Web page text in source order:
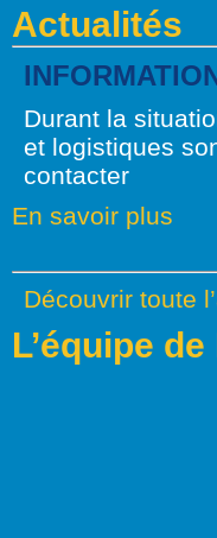
Actualités
Durant la
et logistiques
contacter
En savoir plus
Découvrir toute
L’équipe